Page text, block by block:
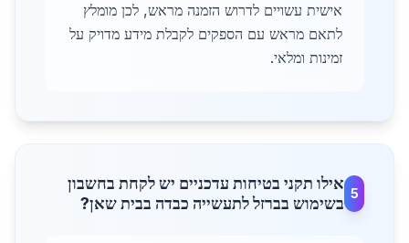
אישית עשויים לדרוש הזמנה מראש, לכן מומלץ
לתאם מראש עם הספקים לקבלת מידע מדויק על
זמינות ומלאי.
5
אילו תקני בטיחות עדכניים יש לקחת בחשבון
בשימוש בברזל לתעשייה כבדה בבית שאן?